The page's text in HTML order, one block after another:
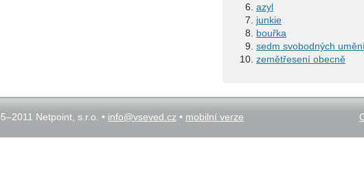
azyl
junkie
bouřka
sedm svobodných
zemětřesení obecně
Netpoint, s.r.o. • info@vseved.cz • mobilní verze